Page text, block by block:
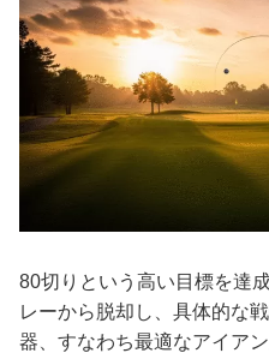
80切りという高い目標を達
レーから脱却し、具体的な
器、すなわち最適なアイアン